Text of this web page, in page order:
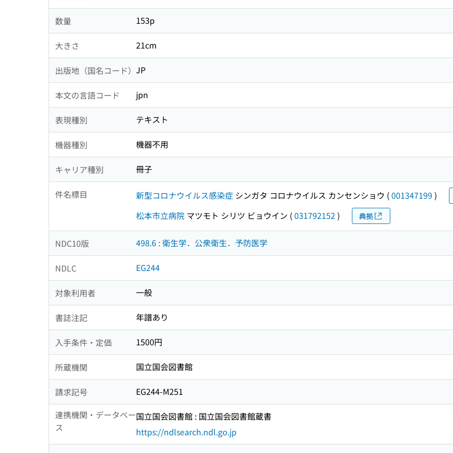
数量 153p
大きさ 21cm
出版地（国名コード） JP
本文の言語コード jpn
表現種別 テキスト
機器種別 機器不用
キャリア種別 冊子
件名標目 新型コロナウイルス感染症 シンガタ コロナウイルス カンセンショウ (001347199 )
松本市立病院 マツモト シリツ ビョウイン (031792152 ) 典拠
NDC10版 498.6 : 衛生学．公衆衛生．予防医学
NDLC EG244
対象利用者 一般
書誌注記 年譜あり
入手条件・定価 1500円
所蔵機関 国立国会図書館
請求記号
EG244-M251
連携機関・データベー
ス
国立国会図書館 : 国立国会図書館蔵書
https://ndlsearch.ndl.go.jp